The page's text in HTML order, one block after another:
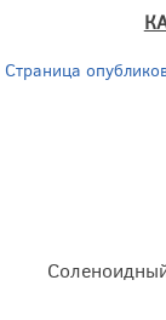
Страница